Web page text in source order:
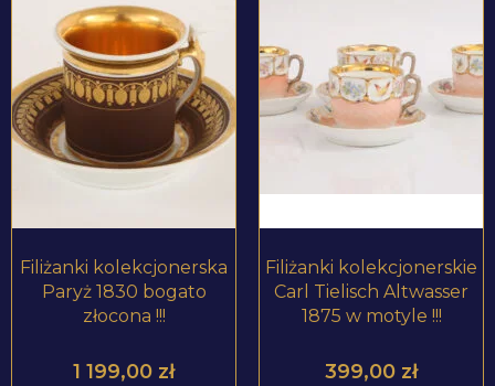
ZOBACZ PRODUKT
Filiżanki kolekcjonerska
Paryż 1830 bogato
złocona !!!
1 199,00 zł
ZOBACZ PRODUKT
Filiżanki kolekcjonerskie
Carl Tielisch Altwasser
1875 w motyle !!!
399,00 zł